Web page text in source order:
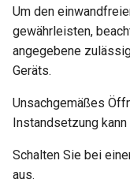
Um den
gewährleisten,
angegebene
Geräts.
Unsachgemäßes
Instandsetzung
Schalten Sie bei
aus.